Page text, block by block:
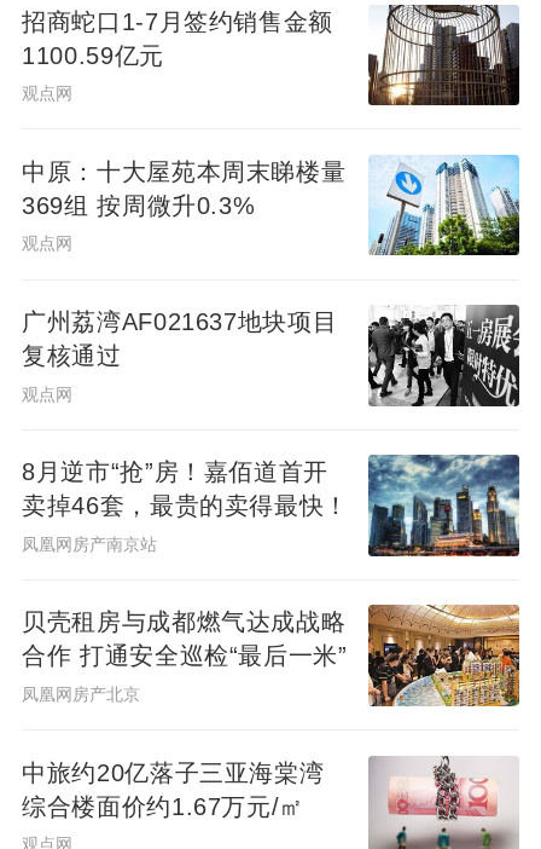
招商蛇口1-7月签约销售金额
1100.59亿元
观点网
中原：十大屋苑本周末睇楼量
369组 按周微升0.3%
观点网
广州荔湾AF021637地块项目
复核通过
观点网
8月逆市“抢”房！嘉佰道首开
卖掉46套，最贵的卖得最快！
凤凰网房产南京站
贝壳租房与成都燃气达成战略
合作 打通安全巡检“最后一米”
凤凰网房产北京
中旅约20亿落子三亚海棠湾
综合楼面价约1.67万元/㎡
观点网